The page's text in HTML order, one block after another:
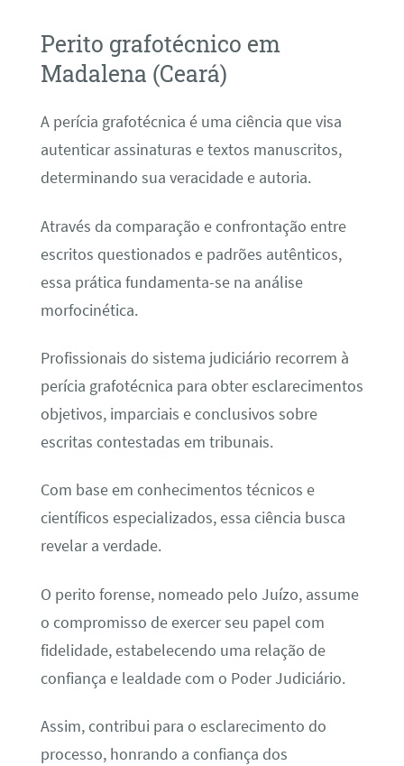
Perito grafotécnico em
Madalena (Ceará)
A perícia grafotécnica é uma ciência que visa
autenticar assinaturas e textos manuscritos,
determinando sua veracidade e autoria.
Através da comparação e confrontação entre
escritos questionados e padrões autênticos,
essa prática fundamenta-se na análise
morfocinética.
Profissionais do sistema judiciário recorrem à
perícia grafotécnica para obter esclarecimentos
objetivos, imparciais e conclusivos sobre
escritas contestadas em tribunais.
Com base em conhecimentos técnicos e
científicos especializados, essa ciência busca
revelar a verdade.
O perito forense, nomeado pelo Juízo, assume
o compromisso de exercer seu papel com
fidelidade, estabelecendo uma relação de
confiança e lealdade com o Poder Judiciário.
Assim, contribui para o esclarecimento do
processo, honrando a confiança dos